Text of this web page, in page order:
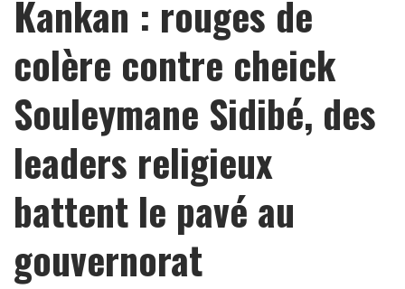
Kankan : rouges de
colère contre cheick
Souleymane Sidibé, des
leaders religieux
battent le pavé au
gouvernorat